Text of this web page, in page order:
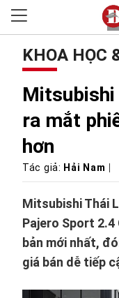
KHOA HỌC
Mitsubishi
ra mắt
hơn
Tác giả: Hải Nam
Mitsubishi Thái
Pajero Sport 2.4
bản mới nhất,
giá bán dễ tiếp